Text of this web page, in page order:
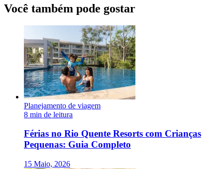
Você também pode gostar
Planejamento de viagem
8 min de leitura
Férias no Rio Quente Resorts com Crianças
Pequenas: Guia Completo
15 Maio, 2026